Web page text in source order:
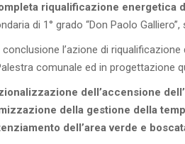
riqualificazione energetica
di 1° grado “Don Paolo
l’azione di
comunale ed in progettazione
dell’accensione
della gestione della
dell’area verde e